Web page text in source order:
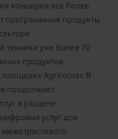
концерна все более
программные продукты
техники уже более 70
продуктов
площадке Agrirouter. В
продолжает
в разделе
услуг для